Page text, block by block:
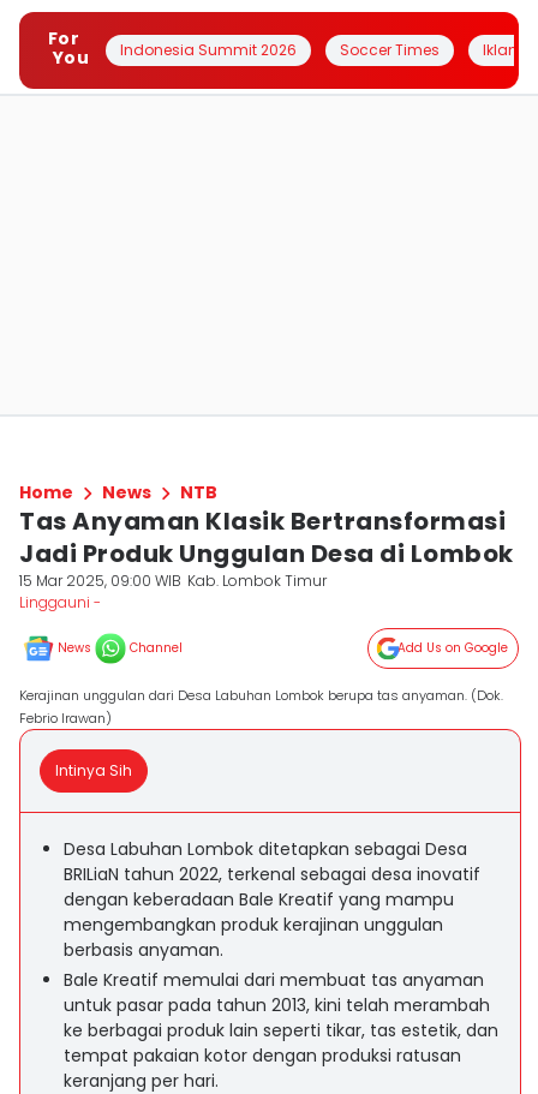
For
You
Indonesia Summit 2026 Soccer Times Iklanin
Home News NTB
Tas Anyaman Klasik Bertransformasi
Jadi Produk Unggulan Desa di Lombok
15 Mar 2025, 09:00 WIB Kab. Lombok Timur
Linggauni -
News Channel Add Us on Google
Kerajinan unggulan dari Desa Labuhan Lombok berupa tas anyaman. (Dok.
Febrio Irawan)
Intinya Sih
Desa Labuhan Lombok ditetapkan sebagai Desa
BRILiaN tahun 2022, terkenal sebagai desa inovatif
dengan keberadaan Bale Kreatif yang mampu
mengembangkan produk kerajinan unggulan
berbasis anyaman.
Bale Kreatif memulai dari membuat tas anyaman
untuk pasar pada tahun 2013, kini telah merambah
ke berbagai produk lain seperti tikar, tas estetik, dan
tempat pakaian kotor dengan produksi ratusan
keranjang per hari.